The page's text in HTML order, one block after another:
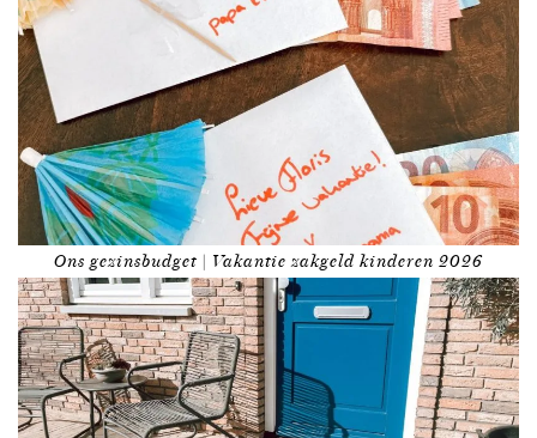
Ons gezinsbudget | Vakantie zakgeld kinderen 2026